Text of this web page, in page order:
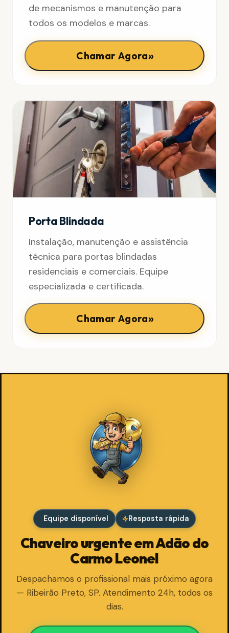
de mecanismos e manutenção para
todos os modelos e marcas.
Chamar Agora»
Porta Blindada
Instalação, manutenção e assistência
técnica para portas blindadas
residenciais e comerciais. Equipe
especializada e certificada.
Chamar Agora»
Equipe disponível Resposta rápida
Chaveiro urgente em Adão do
Carmo Leonel
Despachamos o profissional mais próximo agora
— Ribeirão Preto, SP. Atendimento 24h, todos os
dias.